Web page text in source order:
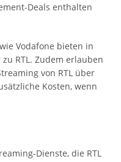
Deals enthalten
Vodafone bieten in
RTL. Zudem erlauben
von RTL über
Kosten, wenn
Dienste, die RTL